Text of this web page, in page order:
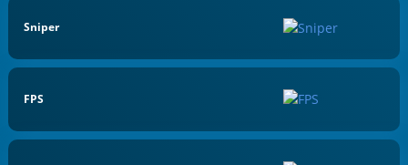
Sniper
FPS